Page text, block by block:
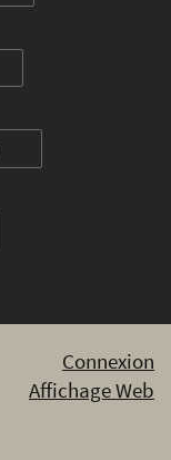
Connexion
Affichage Web